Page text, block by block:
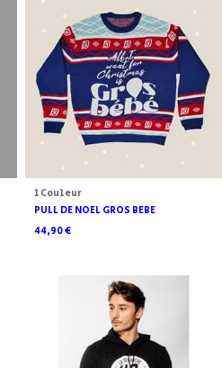
1 Couleur
PULL DE NOEL GROS BEBE
44,90 €